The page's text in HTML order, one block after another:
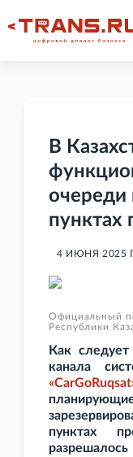
В
очереди
пунктах
4 ИЮНЯ 2025
Официальный
Республики
Как
канала
пунктах